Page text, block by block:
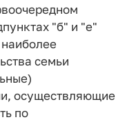
"б" и "е"
семьи
осуществляющие
по